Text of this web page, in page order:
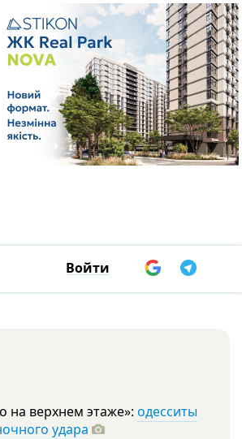
Войти
на верхнем этаже»: одесситы
удара